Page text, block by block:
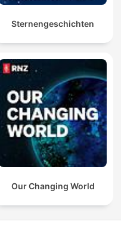
Sternengeschichten
Our Changing World